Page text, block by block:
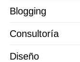
Blogging
Consultoría
Diseño